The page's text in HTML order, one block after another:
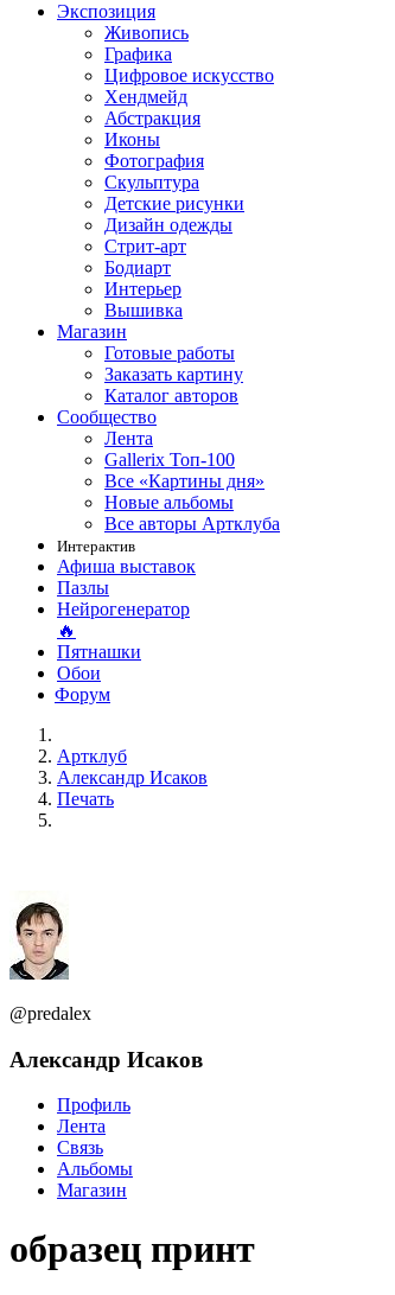
Экспозиция
Живопись
Графика
Цифровое искусство
Хендмейд
Абстракция
Иконы
Фотография
Скульптура
Детские рисунки
Дизайн одежды
Стрит-арт
Бодиарт
Интерьер
Вышивка
Магазин
Готовые работы
Заказать картину
Каталог авторов
Сообщество
Лента
Gallerix Топ-100
Все «Картины дня»
Новые альбомы
Все авторы Артклуба
Интерактив
Афиша выставок
Пазлы
Нейрогенератор
🔥
Пятнашки
Обои
Форум
Артклуб
Александр Исаков
Печать
@predalex
Александр Исаков
Профиль
Лента
Связь
Альбомы
Магазин
образец принт